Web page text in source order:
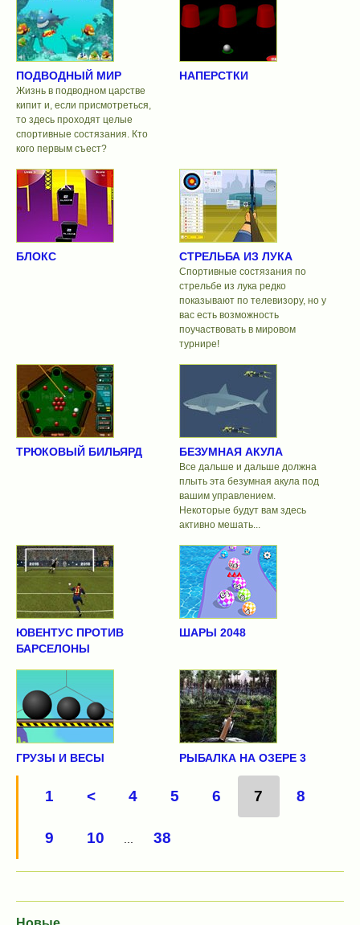
ПОДВОДНЫЙ МИР
Жизнь в подводном царстве
кипит и, если присмотреться,
то здесь проходят целые
спортивные состязания. Кто
кого первым съест?
НАПЕРСТКИ
БЛОКС СТРЕЛЬБА ИЗ ЛУКА
Спортивные состязания по
стрельбе из лука редко
показывают по телевизору, но у
вас есть возможность
поучаствовать в мировом
турнире!
ТРЮКОВЫЙ БИЛЬЯРД БЕЗУМНАЯ АКУЛА
Все дальше и дальше должна
плыть эта безумная акула под
вашим управлением.
Некоторые будут вам здесь
активно мешать...
ЮВЕНТУС ПРОТИВ
БАРСЕЛОНЫ
ШАРЫ 2048
ГРУЗЫ И ВЕСЫ РЫБАЛКА НА ОЗЕРЕ 3
1 < 4 5 6 7 8
9 10 38